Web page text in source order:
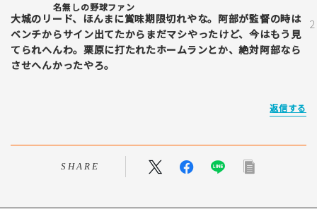
名無しの野球ファン
大城のリード、ほんまに賞味期限切れやな。阿部が監督の時は
ベンチからサイン出てたからまだマシやったけど、今はもう見
てられへんわ。栗原に打たれたホームランとか、絶対阿部なら
させへんかったやろ。
返信する
SHARE